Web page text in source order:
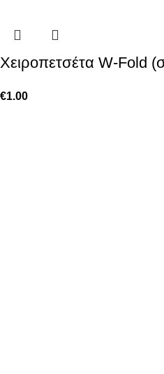
Χειροπετσέτα W-Fold
€1.00